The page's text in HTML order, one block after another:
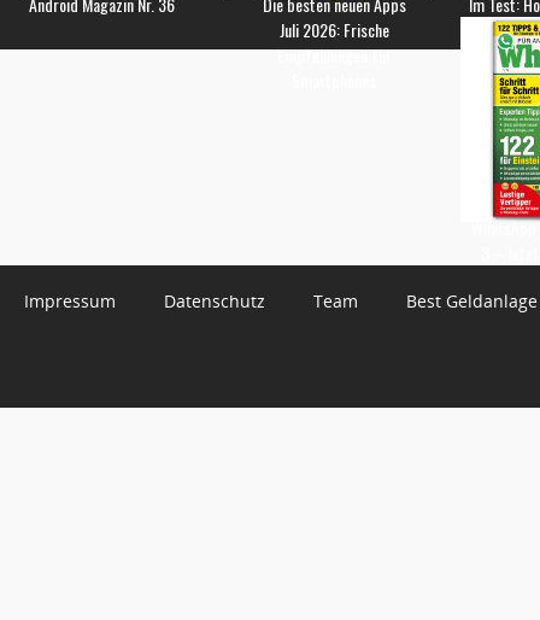
Juli 2026: Frische
Empfehlungen für
Impressum Datenschutz Team Best Geldanlage